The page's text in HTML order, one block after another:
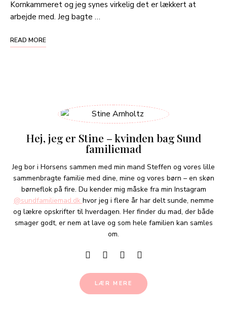
Kornkammeret og jeg synes virkelig det er lækkert at
arbejde med. Jeg bagte …
READ MORE
Hej, jeg er Stine – kvinden bag Sund
familiemad
Jeg bor i Horsens sammen med min mand Steffen og vores lille
sammenbragte familie med dine, mine og vores børn – en skøn
børneflok på fire. Du kender mig måske fra min Instagram
@sundfamiliemad.dk hvor jeg i flere år har delt sunde, nemme
og lækre opskrifter til hverdagen. Her finder du mad, der både
smager godt, er nem at lave og som hele familien kan samles
om.
LÆR MERE